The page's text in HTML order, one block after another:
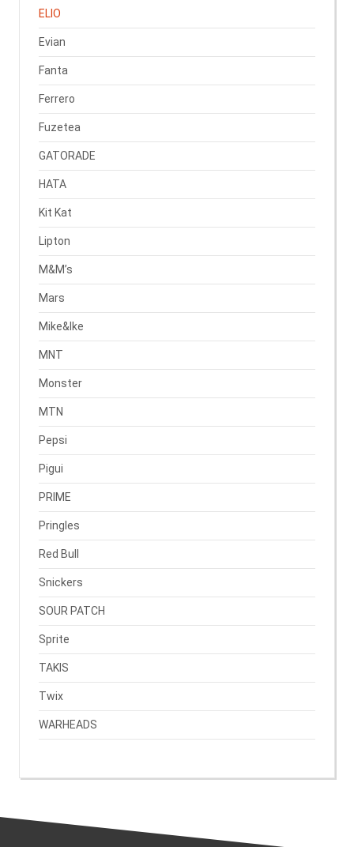
ELIO
Evian
Fanta
Ferrero
Fuzetea
GATORADE
HATA
Kit Kat
Lipton
M&M’s
Mars
Mike&Ike
MNT
Monster
MTN
Pepsi
Pigui
PRIME
Pringles
Red Bull
Snickers
SOUR PATCH
Sprite
TAKIS
Twix
WARHEADS